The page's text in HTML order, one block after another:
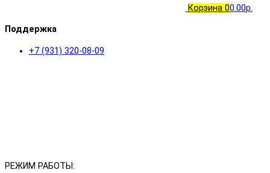
Корзина 00.00р.
Поддержка
+7 (931) 320-08-09
РЕЖИМ РАБОТЫ: